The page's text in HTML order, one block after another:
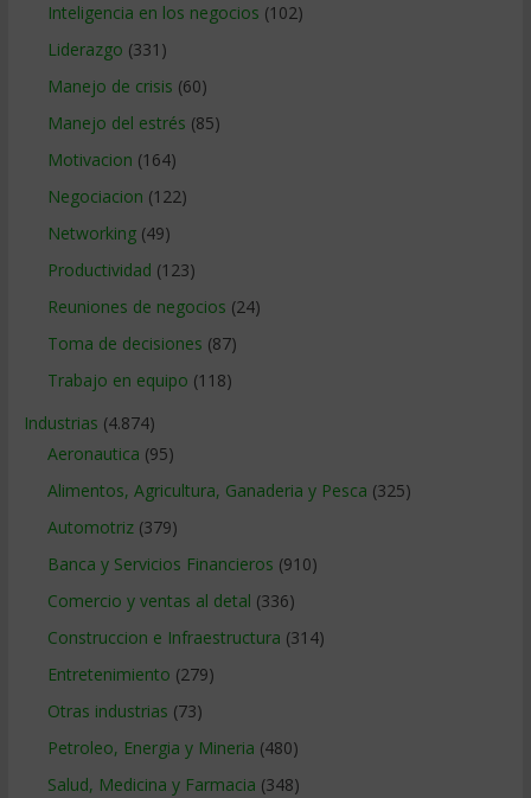
Inteligencia en los negocios (102)
Liderazgo (331)
Manejo de crisis (60)
Manejo del estrés (85)
Motivacion (164)
Negociacion (122)
Networking(49)
Productividad (123)
Reuniones de negocios (24)
Toma de decisiones (87)
Trabajo en equipo (118)
Industrias (4.874)
Aeronautica (95)
Alimentos, Agricultura, Ganaderia y Pesca (325)
Automotriz(379)
Banca y Servicios Financieros (910)
Comercio y ventas al detal (336)
Construccion e Infraestructura (314)
Entretenimiento (279)
Otras industrias (73)
Petroleo, Energia y Mineria (480)
Salud, Medicina y Farmacia (348)